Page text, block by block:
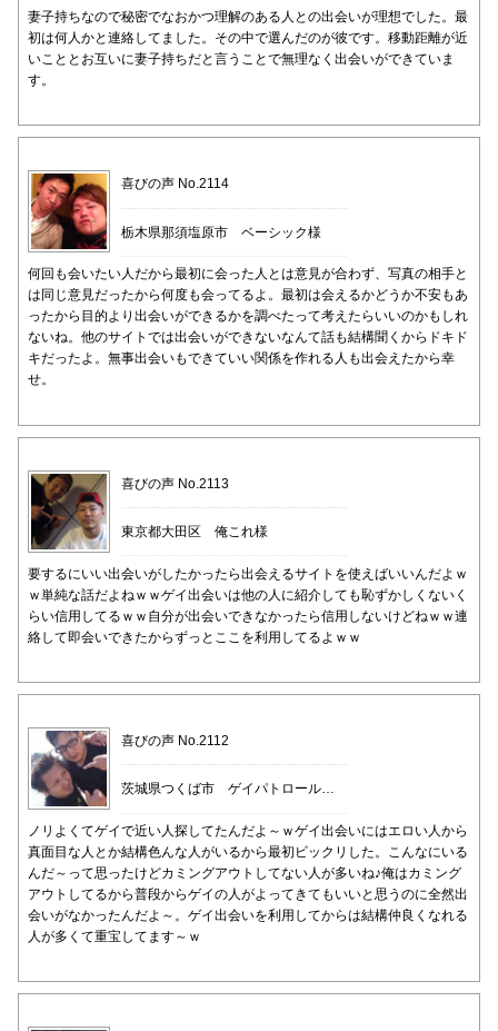
妻子持ちなので秘密でなおかつ理解のある人との出会いが理想でした。最
初は何人かと連絡してました。その中で選んだのが彼です。移動距離が近
いこととお互いに妻子持ちだと言うことで無理なく出会いができていま
す。
喜びの声 No.2114
栃木県那須塩原市 ベーシック様
何回も会いたい人だから最初に会った人とは意見が合わず、写真の相手と
は同じ意見だったから何度も会ってるよ。最初は会えるかどうか不安もあ
ったから目的より出会いができるかを調べたって考えたらいいのかもしれ
ないね。他のサイトでは出会いができないなんて話も結構聞くからドキド
キだったよ。無事出会いもできていい関係を作れる人も出会えたから幸
せ。
喜びの声 No.2113
東京都大田区 俺これ様
要するにいい出会いがしたかったら出会えるサイトを使えばいいんだよｗ
ｗ単純な話だよねｗｗゲイ出会いは他の人に紹介しても恥ずかしくないく
らい信用してるｗｗ自分が出会いできなかったら信用しないけどねｗｗ連
絡して即会いできたからずっとここを利用してるよｗｗ
喜びの声 No.2112
茨城県つくば市 ゲイパトロール隊様
ノリよくてゲイで近い人探してたんだよ～ｗゲイ出会いにはエロい人から
真面目な人とか結構色んな人がいるから最初ビックリした。こんなにいる
んだ～って思ったけどカミングアウトしてない人が多いね♪俺はカミング
アウトしてるから普段からゲイの人がよってきてもいいと思うのに全然出
会いがなかったんだよ～。ゲイ出会いを利用してからは結構仲良くなれる
人が多くて重宝してます～ｗ